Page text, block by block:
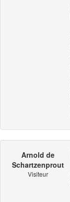
Arnold de
Schartzenprout
Visiteur